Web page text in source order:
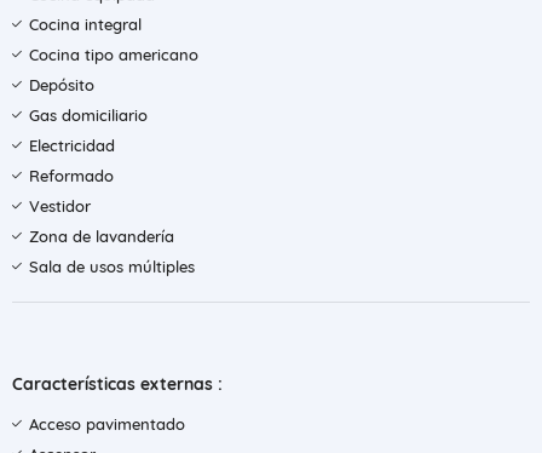
Cocina integral
Cocina tipo americano
Depósito
Gas domiciliario
Electricidad
Reformado
Vestidor
Zona de lavandería
Sala de usos múltiples
Características externas :
Acceso pavimentado